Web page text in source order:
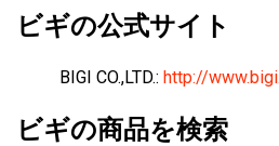
ビギの公式サイト
BIGI CO.,LTD.: http://
ビギの商品を検索